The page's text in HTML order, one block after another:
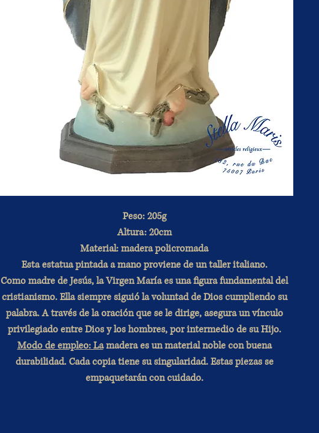
Peso: 205g
Altura: 20cm
Material: madera policromada
Esta estatua pintada a mano proviene de un taller italiano.
Como madre de Jesús, la Virgen María es una figura fundamental del
cristianismo. Ella siempre siguió la voluntad de Dios cumpliendo su
palabra. A través de la oración que se le dirige, asegura un vínculo
privilegiado entre Dios y los hombres, por intermedio de su Hijo.
Modo de empleo: Lamadera es un material noble con buena
durabilidad. Cada copia tiene su singularidad. Estas piezas se
empaquetarán con cuidado.